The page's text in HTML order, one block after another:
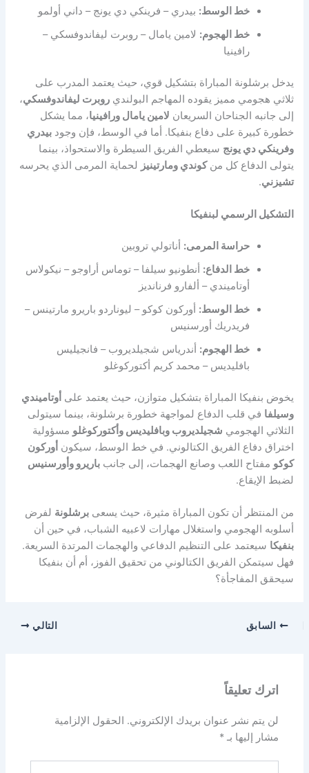
خط الوسط: بيدري – فرينكي دي يونج – داني أولمو
خط الهجوم: لامين يامال – روبرت ليفاندوفسكي –
رافينيا
يدخل برشلونة المباراة بتشكيل قوي، حيث يعتمد المدرب على
ثلاثي هجومي مميز يقوده المهاجم البولنديروبرت ليفاندوفسكي،
إلى جانبه الجناحان السريعان لامين يامال ورافينيا، مما يشكل
خطورة كبيرة على دفاع بنفيكا. أما في الوسط، فإن وجودبيدري
وفرينكي دي يونج سيعطي الفريق السيطرة والاستحواذ، بينما
يتولى الدفاع كل منكوندي ومارتينيز لحماية المرمى الذي يحرسه
تشيزني.
التشكيل الرسمي لبنفيكا
حراسة المرمى: أناتولي تروبين
خط الدفاع: أنطونيو سيلفا – توماس أراوجو – نيكولاس
أوتاميندي – ألفارو فرنانديز
خط الوسط: أوركون كوكو – ليوناردو باريرو مارتينس –
فريدريك أورسنيس
خط الهجوم: أندرياس شجيلديروب – فانجيليس
بافليديس – محمد كريم أكتوركوغلو
يخوض بنفيكا المباراة بتشكيل متوازن، حيث يعتمد على أوتاميندي
وسيلفا في قلب الدفاع لمواجهة خطورة برشلونة، بينما سيتولى
الثلاثي الهجومي شجيلديروب وبافليديس وأكتوركوغلو مسؤولية
اختراق دفاع الفريق الكتالوني. في خط الوسط، سيكون أوركون
كوكو مفتاح اللعب وصانع الهجمات، إلى جانبباريرو وأورسنيس
لضبط الإيقاع.
من المنتظر أن تكون المباراة مثيرة، حيث يسعىبرشلونة لفرض
أسلوبه الهجومي واستغلال مهارات لاعبيه الشباب، في حين أن
بنفيكا سيعتمد على التنظيم الدفاعي والهجمات المرتدة السريعة.
فهل سيتمكن الفريق الكتالوني من تحقيق الفوز، أم أن بنفيكا
سيحقق المفاجأة؟
السابق التالي
اترك تعليقاً
لن يتم نشر عنوان بريدك الإلكتروني. الحقول الإلزامية
مشار إليها بـ*